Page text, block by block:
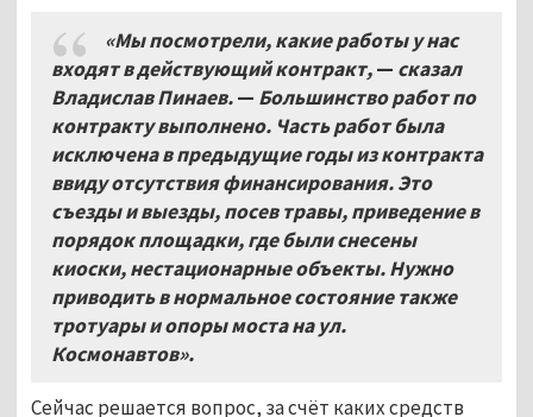
«Мы посмотрели, какие работы у нас
входят в действующий контракт,— сказал
Владислав Пинаев.— Большинство работ по
контракту выполнено. Часть работ была
исключена в предыдущие годы из контракта
ввиду отсутствия финансирования. Это
съезды и выезды, посев травы, приведение в
порядок площадки, где были снесены
киоски, нестационарные объекты. Нужно
приводить в нормальное состояние также
тротуары и опоры моста на ул.
Космонавтов».
Сейчас решается вопрос, за счёт каких средств